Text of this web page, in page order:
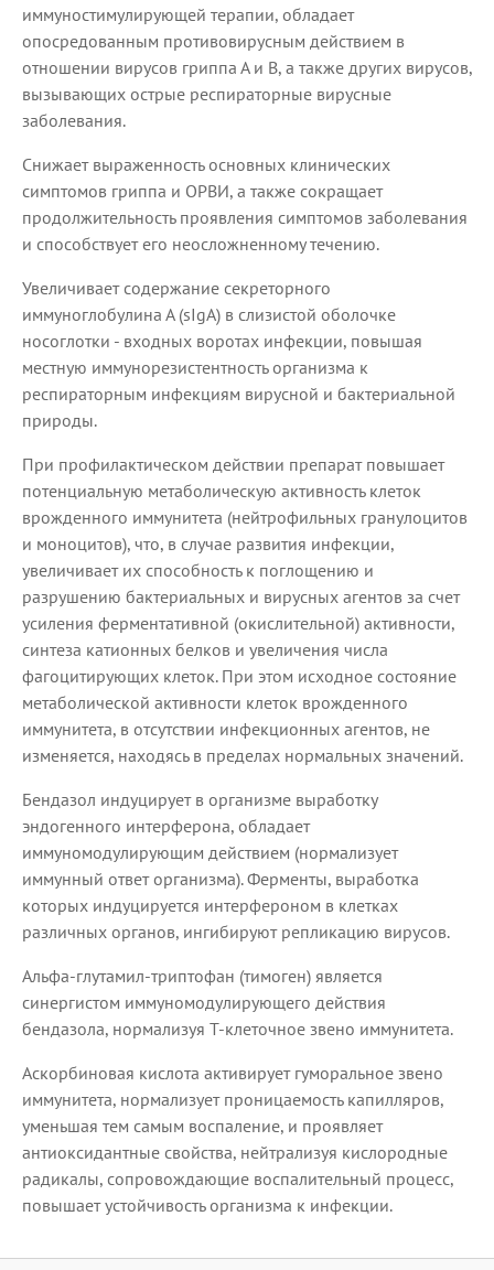
иммуностимулирующей терапии, обладает
опосредованным противовирусным действием в
отношении вирусов гриппа А и В, а также других вирусов,
вызывающих острые респираторные вирусные
заболевания.
Снижает выраженность основных клинических
симптомов гриппа и ОРВИ, а также сокращает
продолжительность проявления симптомов заболевания
и способствует его неосложненному течению.
Увеличивает содержание секреторного
иммуноглобулина А (sIgA) в слизистой оболочке
носоглотки - входных воротах инфекции, повышая
местную иммунорезистентность организма к
респираторным инфекциям вирусной и бактериальной
природы.
При профилактическом действии препарат повышает
потенциальную метаболическую активность клеток
врожденного иммунитета (нейтрофильных гранулоцитов
и моноцитов), что, в случае развития инфекции,
увеличивает их способность к поглощению и
разрушению бактериальных и вирусных агентов за счет
усиления ферментативной (окислительной) активности,
синтеза катионных белков и увеличения числа
фагоцитирующих клеток. При этом исходное состояние
метаболической активности клеток врожденного
иммунитета, в отсутствии инфекционных агентов, не
изменяется, находясь в пределах нормальных значений.
Бендазол индуцирует в организме выработку
эндогенного интерферона, обладает
иммуномодулирующим действием (нормализует
иммунный ответ организма). Ферменты, выработка
которых индуцируется интерфероном в клетках
различных органов, ингибируют репликацию вирусов.
Альфа-глутамил-триптофан (тимоген) является
синергистом иммуномодулирующего действия
бендазола, нормализуя Т-клеточное звено иммунитета.
Аскорбиновая кислота активирует гуморальное звено
иммунитета, нормализует проницаемость капилляров,
уменьшая тем самым воспаление, и проявляет
антиоксидантные свойства, нейтрализуя кислородные
радикалы, сопровождающие воспалительный процесс,
повышает устойчивость организма к инфекции.